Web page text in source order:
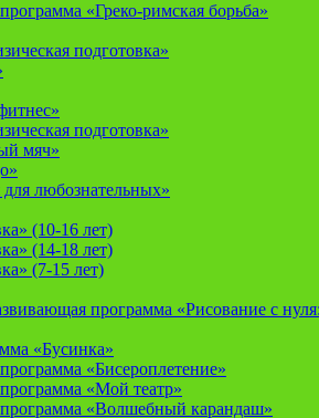
«Греко-римская борьба»
подготовка»
подготовка»
мяч»
любознательных»
(10-16 лет)
(14-18 лет)
(7-15 лет)
программа «Рисование с
«Бусинка»
«Бисероплетение»
«Мой театр»
«Волшебный карандаш»